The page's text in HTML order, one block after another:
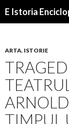
E Istoria
ARTA, ISTORIE
TIMPUL